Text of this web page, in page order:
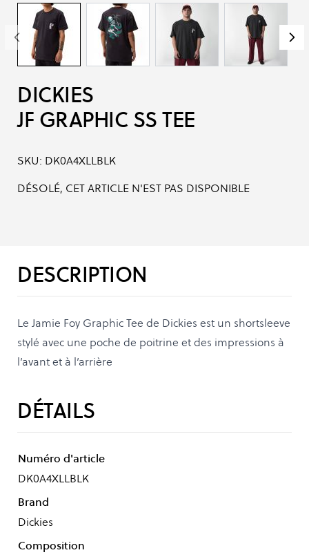
DICKIES
JF GRAPHIC SS TEE
SKU: DK0A4XLLBLK
DÉSOLÉ, CET ARTICLE N'EST PAS DISPONIBLE
DESCRIPTION
Le Jamie Foy Graphic Tee de Dickies est un shortsleeve
stylé avec une poche de poitrine et des impressions à
l’avant et à l’arrière
DÉTAILS
Numéro d'article
DK0A4XLLBLK
Brand
Dickies
Composition